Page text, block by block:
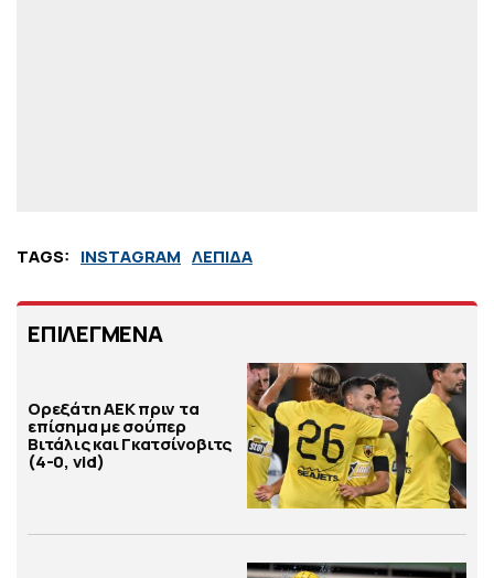
TAGS: ΙΝSTAGRAM ΛΕΠΙΔΑ
ΕΠΙΛΕΓΜΕΝΑ
Ορεξάτη ΑΕΚ πριν τα
επίσημα με σούπερ
Βιτάλις και Γκατσίνοβιτς
(4-0, vid)